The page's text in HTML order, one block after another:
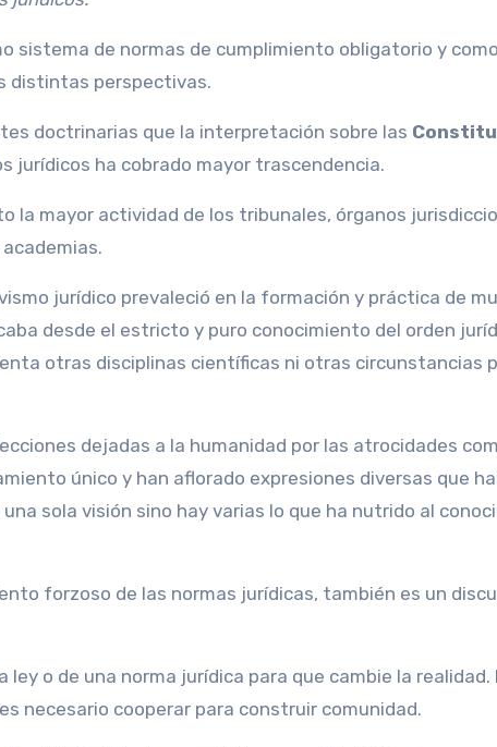
sistema de normas de cumplimiento obligatorio y
distintas perspectivas.
doctrinarias que la interpretación sobre las
jurídicos ha cobrado mayor trascendencia.
la mayor actividad de los tribunales, órganos
jurídico prevaleció en la formación y práctica de
desde el estricto y puro conocimiento del orden
otras disciplinas científicas ni otras circunstancias
dejadas a la humanidad por las atrocidades
único y han aflorado expresiones diversas que
una sola visión sino hay varias lo que ha nutrido al
forzoso de las normas jurídicas, también es un
ley o de una norma jurídica para que cambie la
necesario cooperar para construir comunidad.